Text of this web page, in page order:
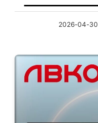
2026-04-30